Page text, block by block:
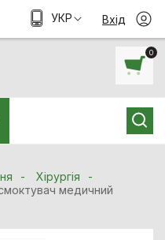
0
УКР Вхід
Хiрургiя
медичний